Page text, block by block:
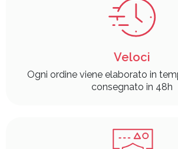
Veloci
Ogni ordine viene elaborato in
consegnato in 48h